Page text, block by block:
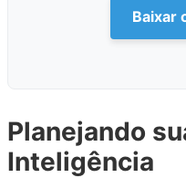
Baixar
Planejando
Inteligência